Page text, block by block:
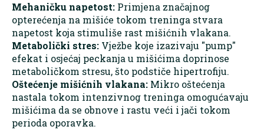
Mehaničku napetost: Primjena značajnog
opterećenja na mišiće tokom treninga stvara
napetost koja stimuliše rast mišićnih vlakana.​
Metabolički stres: Vježbe koje izazivaju "pump"
efekat i osjećaj peckanja u mišićima doprinose
metaboličkom stresu, što podstiče hipertrofiju.​
Oštećenje mišićnih vlakana: Mikro oštećenja
nastala tokom intenzivnog treninga omogućavaju
mišićima da se obnove i rastu veći i jači tokom
perioda oporavka.​